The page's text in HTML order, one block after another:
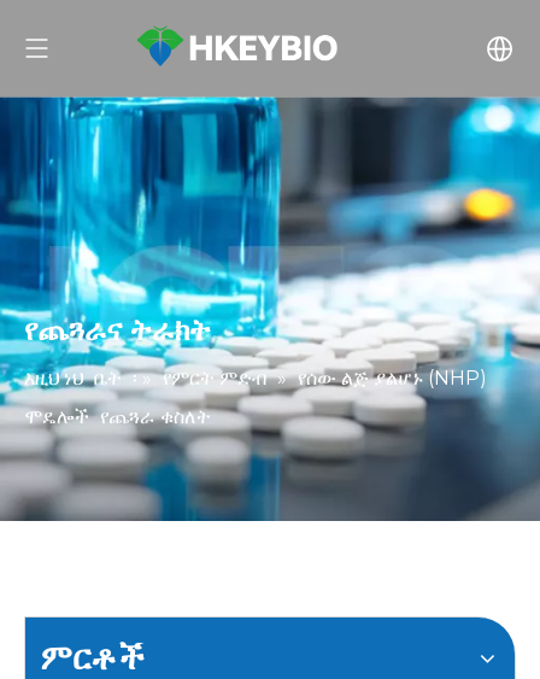
የጨጓራና ትራክት
እዚህ ነህ ቤት ፡ » የምርት ምድብ » የሰው ልጅ ያልሆኑ (NHP)
ሞዴሎች የጨጓራ ​​ቁስለት
ምርቶች